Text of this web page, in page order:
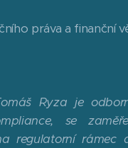
práva a finanční
Ryza je
se
regulatorní rámec